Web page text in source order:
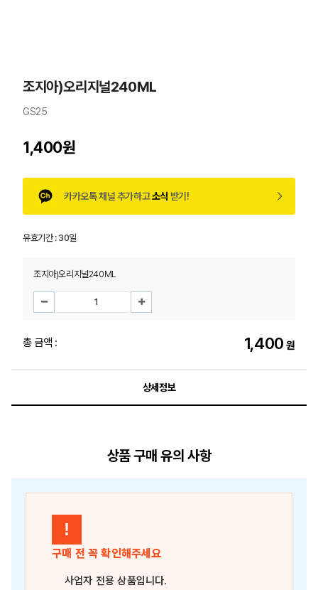
조지아)오리지널240ML
GS25
1,400원
카카오톡 채널 추가하고소식 받기!
유효기간 :30일
조지아)오리지널240ML
총 금액 : 1,400 원
상세정보
상품 구매 유의 사항
!
구매 전 꼭 확인해주세요
사업자 전용 상품입니다.